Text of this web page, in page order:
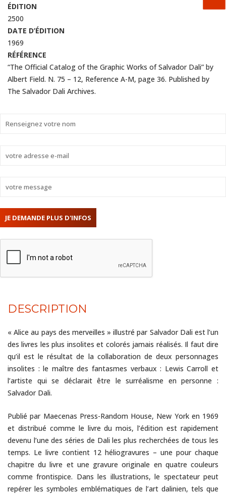
ÉDITION
2500
DATE D’ÉDITION
1969
RÉFÉRENCE
“The Official Catalog of the Graphic Works of Salvador Dali” by
Albert Field. N. 75 – 12, Reference A-M, page 36. Published by
The Salvador Dali Archives.
DESCRIPTION
« Alice au pays des merveilles » illustré par Salvador Dali est l’un
des livres les plus insolites et colorés jamais réalisés. Il faut dire
qu’il est le résultat de la collaboration de deux personnages
insolites : le maître des fantasmes verbaux : Lewis Carroll et
l’artiste qui se déclarait être le surréalisme en personne :
Salvador Dali.
Publié par Maecenas Press-Random House, New York en 1969
et distribué comme le livre du mois, l’édition est rapidement
devenu l’une des séries de Dali les plus recherchées de tous les
temps. Le livre contient 12 héliogravures – une pour chaque
chapitre du livre et une gravure originale en quatre couleurs
comme frontispice. Dans les illustrations, le spectateur peut
repérer les symboles emblématiques de l’art dalinien, tels que